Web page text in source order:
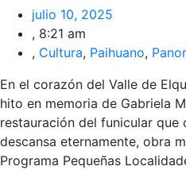
julio 10, 2025
, 8:21 am
, Cultura, Paihuano,
En el corazón del Valle de
hito en memoria de Gabriela
restauración del funicular que
descansa eternamente, obra
Programa Pequeñas